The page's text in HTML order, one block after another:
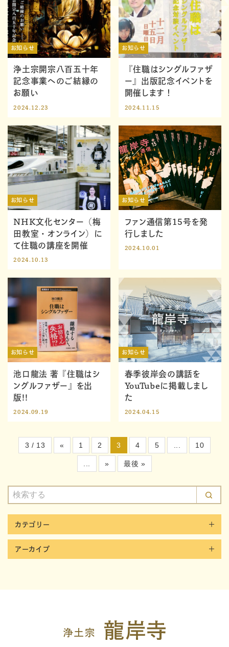
お知らせ
浄土宗開宗八百五十年
記念事業へのご結縁の
お願い
2024.12.23
お知らせ
『住職はシングルファザ
ー』出版記念イベントを
開催します！
2024.11.15
お知らせ
NHK文化センター（梅
田教室・オンライン）に
て住職の講座を開催
2024.10.13
お知らせ
ファン通信第15号を発
行しました
2024.10.01
お知らせ
池口龍法 著『住職はシ
ングルファザー』を出
版!!
2024.09.19
お知らせ
春季彼岸会の講話を
YouTubeに掲載しまし
た
2024.04.15
3 / 13 « 1 2 3 4 5 10
... » 最後 »
カテゴリー
アーカイブ